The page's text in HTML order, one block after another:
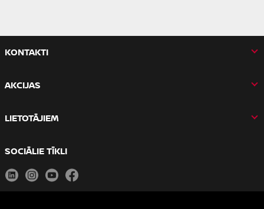
KONTAKTI
AKCIJAS
LIETOTĀJIEM
SOCIĀLIE TĪKLI
LinkedIn
Instagram
Youtube